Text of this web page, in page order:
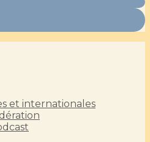
et internationales